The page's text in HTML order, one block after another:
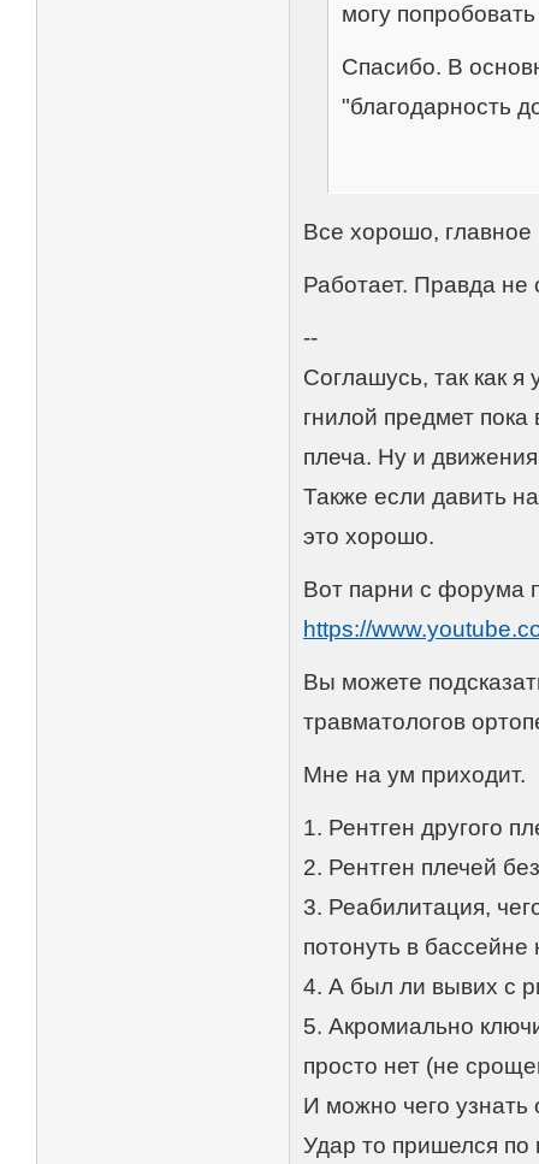
могу
Спасибо. В
"благодарность
Все хорошо, главное
Работает. Правда
--
Cоглашусь, так как
гнилой предмет
плеча. Ну и
Также если давить
это хорошо.
Вот парни с форума
https://
Вы можете
травматологов
Мне на ум приходит.
1. Рентген другого
2. Рентген плечей
3. Реабилитация,
потонуть в
4. А был ли вывих с
5. Акромиально
просто нет (не
И можно чего
Удар то пришелся по